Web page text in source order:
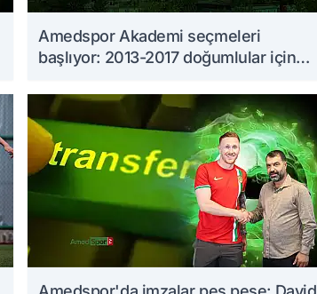
Amedspor Akademi seçmeleri
başlıyor: 2013-2017 doğumlular için